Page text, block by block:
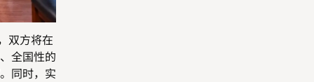
双方将在
全国性的
同时，实